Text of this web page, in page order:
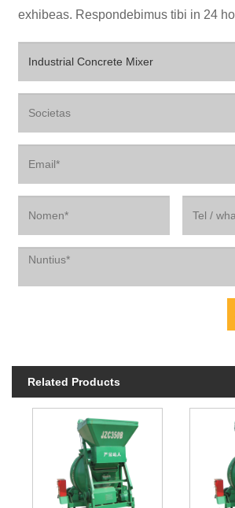
exhibeas. Respondebimus tibi in 24
Related Products